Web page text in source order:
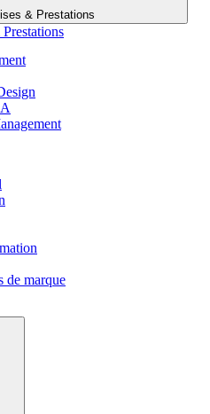
& Prestations
de marque